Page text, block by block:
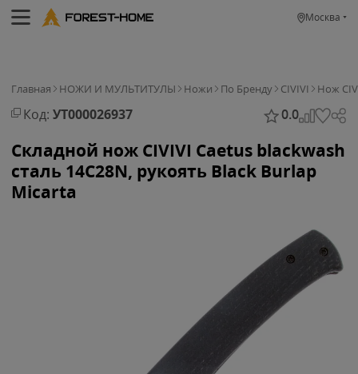
Москва
Главная НОЖИ И МУЛЬТИТУЛЫ Ножи По Бренду CIVIVI Нож
Код: УТ000026937 0.0
Складной нож CIVIVI Caetus blackwash
сталь 14C28N, рукоять Black Burlap
Micarta